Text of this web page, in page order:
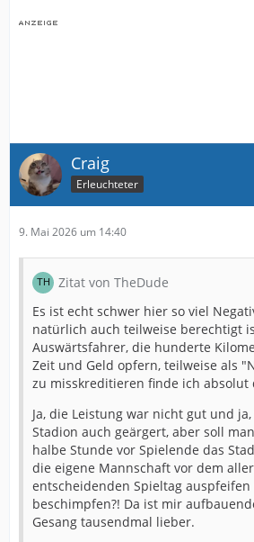
Craig
Erleuchteter
9. Mai 2026 um 14:40
Zitat von TheDude
Es ist echt schwer hier so viel
natürlich auch teilweise berechtigt
Auswärtsfahrer, die hunderte
Zeit und Geld opfern, teilweise als
zu misskreditieren finde ich absolut
Ja, die Leistung war nicht gut und
Stadion auch geärgert, aber soll
halbe Stunde vor Spielende das
die eigene Mannschaft vor dem
entscheidenden Spieltag
beschimpfen?! Da ist mir
Gesang tausendmal lieber.